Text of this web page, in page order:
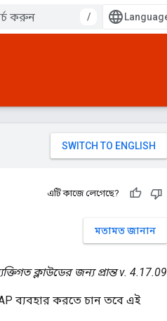
/
এটি কাজে লেগেছে?
মতামত জানান
ক্লাউডের জন্য প্রান্ত v. 4.17.09
ব্যবহার করতে চান তবে এই